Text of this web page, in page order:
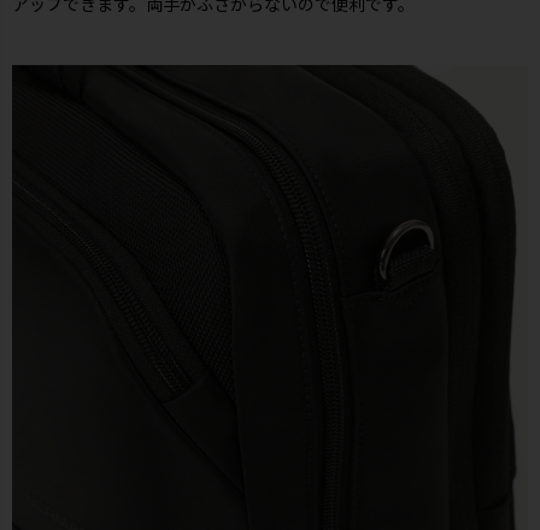
アップできます。両手がふさがらないので便利です。